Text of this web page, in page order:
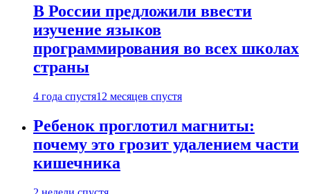
В России предложили ввести
изучение языков
программирования во всех школах
страны
4 года спустя12 месяцев спустя
Ребенок проглотил магниты:
почему это грозит удалением части
кишечника